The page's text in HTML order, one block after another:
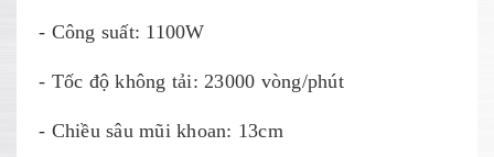
- Công suất: 1100W
- Tốc độ không tải: 23000 vòng/phút
- Chiều sâu mũi khoan: 13cm